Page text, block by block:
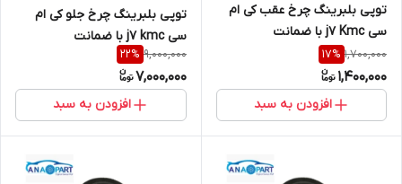
توپی بلبرینگ چرخ عقب کی ام
سی j7 Kmc با ضمانت
1,700,000
17%
1,400,000
افزودن به سبد
توپی بلبرینگ چرخ جلو کی ام
سی j7 kmc با ضمانت
9,000,000
22%
7,000,000
افزودن به سبد